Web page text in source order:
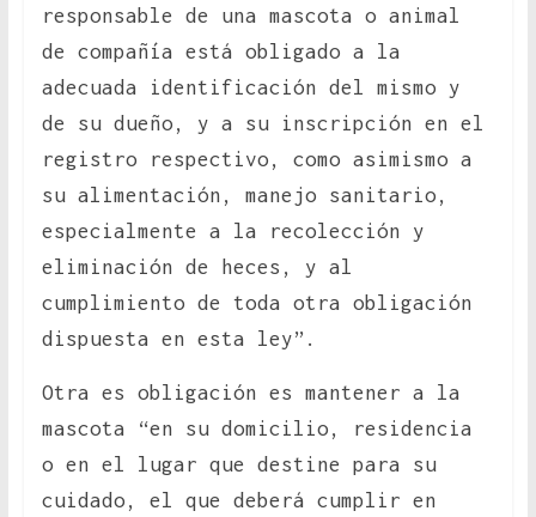
responsable de una mascota o animal
de compañía está obligado a la
adecuada identificación del mismo y
de su dueño, y a su inscripción en el
registro respectivo, como asimismo a
su alimentación, manejo sanitario,
especialmente a la recolección y
eliminación de heces, y al
cumplimiento de toda otra obligación
dispuesta en esta ley”.
Otra es obligación es mantener a la
mascota “en su domicilio, residencia
o en el lugar que destine para su
cuidado, el que deberá cumplir en